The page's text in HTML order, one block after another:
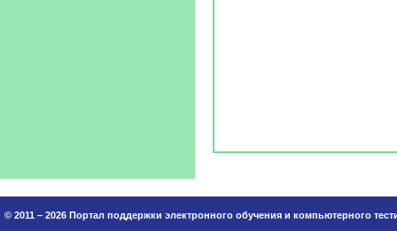
© 2011 – 2026 Портал поддержки электронного обучения и компьютерного